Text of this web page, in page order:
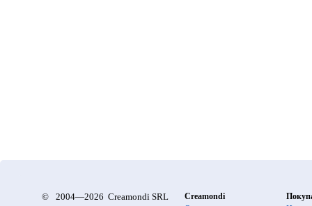
© 2004—2026 Creamondi SRL
Creamondi